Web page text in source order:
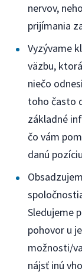
nervov,
prijímania
Vyzývame
väzbu,
niečo
toho často
základné
čo vám
danú
Sledujeme
pohovor u
možnosti/
nájsť inú